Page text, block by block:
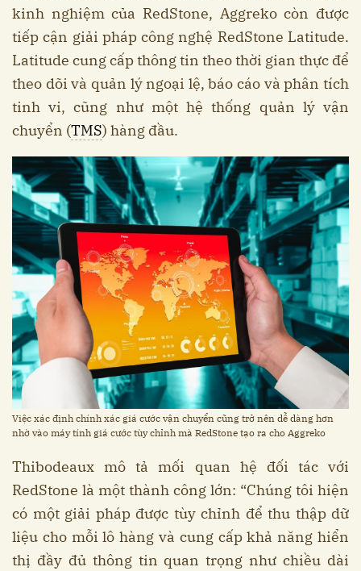
kinh nghiệm của RedStone, Aggreko còn được
tiếp cận giải pháp công nghệ RedStone Latitude.
Latitude cung cấp thông tin theo thời gian thực để
theo dõi và quản lý ngoại lệ, báo cáo và phân tích
tinh vi, cũng như một hệ thống quản lý vận
chuyển (TMS) hàng đầu.
Việc xác định chính xác giá cước vận chuyển cũng trở nên dễ dàng hơn
nhờ vào máy tính giá cước tùy chỉnh mà RedStone tạo ra cho Aggreko
Thibodeaux mô tả mối quan hệ đối tác với
RedStone là một thành công lớn: “Chúng tôi hiện
có một giải pháp được tùy chỉnh để thu thập dữ
liệu cho mỗi lô hàng và cung cấp khả năng hiển
thị đầy đủ thông tin quan trọng như chiều dài